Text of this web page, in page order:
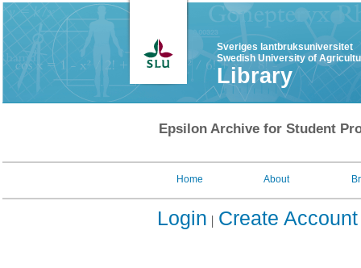
Sveriges lantbruksuniversitet
Swedish University of
Library
Epsilon Archive for Student
Home About
Login Create Account